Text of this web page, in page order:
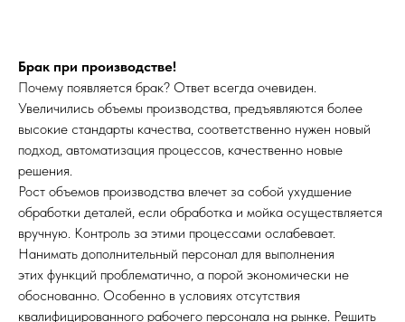
Брак при производстве!
Почему появляется брак? Ответ всегда очевиден.
Увеличились объемы производства, предъявляются более
высокие стандарты качества, соответственно нужен новый
подход, автоматизация процессов, качественно новые
решения.
Рост объемов производства влечет за собой ухудшение
обработки деталей, если обработка и мойка осуществляется
вручную. Контроль за этими процессами ослабевает.
Нанимать дополнительный персонал для выполнения
этих функций проблематично, а порой экономически не
обоснованно. Особенно в условиях отсутствия
квалифицированного рабочего персонала на рынке. Решить